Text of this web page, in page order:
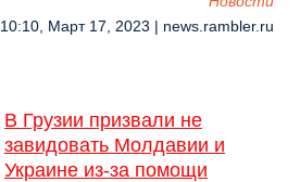
10:10, Март 17, 2023 | news.rambler.ru
В Грузии призвали не
завидовать Молдавии и
Украине из-за помощи